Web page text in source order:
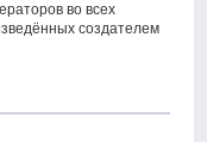
во всех
создателем